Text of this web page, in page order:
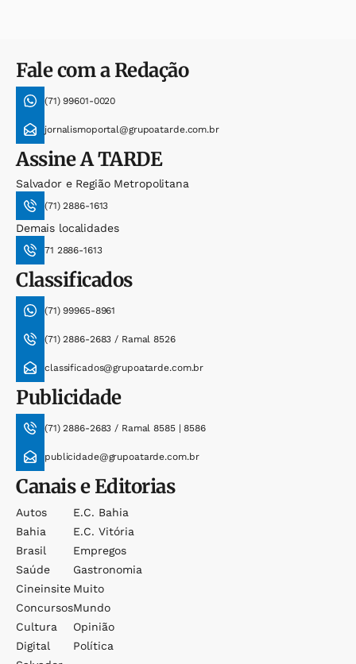
Fale com a Redação
(71) 99601-0020
jornalismoportal@grupoatarde.com.br
AssineA TARDE
Salvador e Região Metropolitana
(71) 2886-1613
Demais localidades
71 2886-1613
Classificados
(71) 99965-8961
(71) 2886-2683 / Ramal 8526
classificados@grupoatarde.com.br
Publicidade
(71) 2886-2683 / Ramal 8585 | 8586
publicidade@grupoatarde.com.br
Canais e Editorias
Autos
Bahia
Brasil
Saúde
Cineinsite
Concursos
Cultura
Digital
E.c. Bahia
E.c. Vitória
Empregos
Gastronomia
Muito
Mundo
Opinião
Política